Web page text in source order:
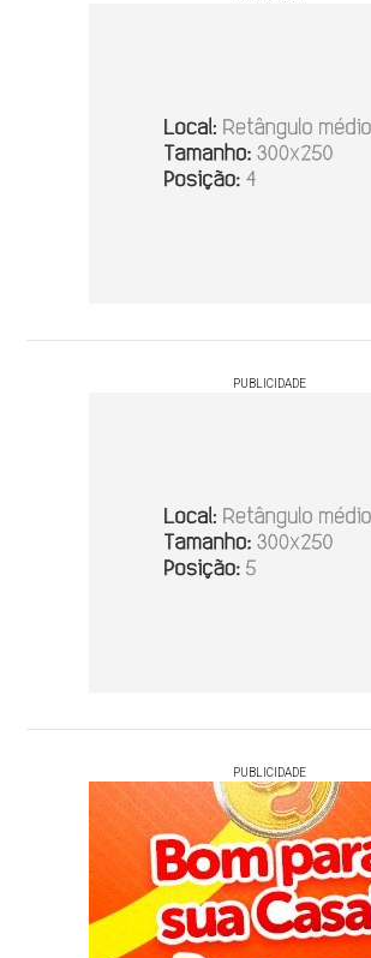
PUBLICIDADE
PUBLICIDADE